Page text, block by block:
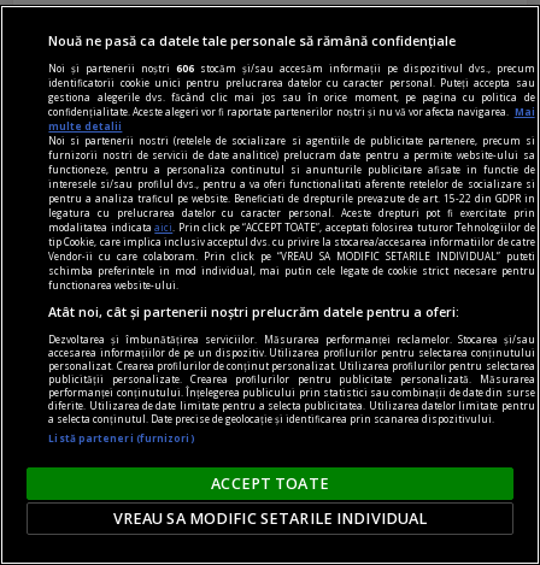
cuvinte nepotrivite
Înscenări
În lipsa exemplelor, utilizatorul obișnuit al
dicționarului nu poate fi sigur de excluderea unei
construcții.
Rodica ZAFIU
prof, viața mea
Viitorul începe ieri
Nouă ne pasă ca datele tale personale să rămână confidențiale
Noi și partenerii noștri606 stocăm și/sau accesăm informații pe dispozitivul dvs., precum
identificatorii cookie unici pentru prelucrarea datelor cu caracter personal. Puteți accepta sau
gestiona alegerile dvs. făcând clic mai jos sau în orice moment, pe pagina cu politica de
confidențialitate. Aceste alegeri vor fi raportate partenerilor noștri și nu vă vor afecta navigarea.
Mai
multe detalii
Noi si partenerii nostri (retelele de socializare si agentiile de publicitate partenere, precum si
furnizorii nostri de servicii de date analitice) prelucram date pentru a permite website-ului sa
functioneze, pentru a personaliza continutul si anunturile publicitare afisate in functie de
interesele si/sau profilul dvs., pentru a va oferi functionalitati aferente retelelor de socializare si
pentru a analiza traficul pe website. Beneficiati de drepturile prevazute de art. 15-22 din GDPR in
legatura cu prelucrarea datelor cu caracter personal. Aceste drepturi pot fi exercitate prin
modalitatea indicataaici
. Prin click pe “ACCEPT TOATE”, acceptati folosirea tuturor Tehnologiilor de
tip Cookie, care implica inclusiv acceptul dvs. cu privire la stocarea/accesarea informatiilor de catre
Vendor-ii cu care colaboram. Prin click pe “VREAU SA MODIFIC SETARILE INDIVIDUAL” puteti
schimba preferintele in mod individual, mai putin cele legate de cookie strict necesare pentru
functionarea website-ului.
Atât noi, cât și partenerii noștri prelucrăm datele pentru a oferi:
Dezvoltarea și îmbunătățirea serviciilor. Măsurarea performanței reclamelor. Stocarea și/sau
accesarea informațiilor de pe un dispozitiv. Utilizarea profilurilor pentru selectarea conținutului
personalizat. Crearea profilurilor de conținut personalizat. Utilizarea profilurilor pentru selectarea
publicității personalizate. Crearea profilurilor pentru publicitate personalizată. Măsurarea
performanței conținutului. Înțelegerea publicului prin statistici sau combinații de date din surse
diferite. Utilizarea de date limitate pentru a selecta publicitatea. Utilizarea datelor limitate pentru
a selecta conținutul. Date precise de geolocație și identificarea prin scanarea dispozitivului.
Listă parteneri (furnizori)
ACCEPT TOATE
VREAU SA MODIFIC SETARILE INDIVIDUAL